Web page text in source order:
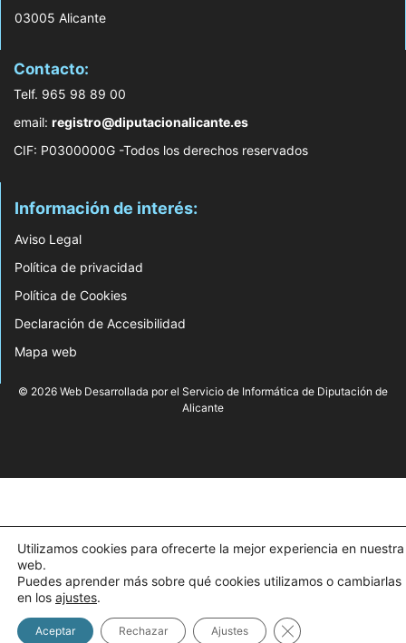
03005 Alicante
Contacto:
Telf. 965 98 89 00
email: registro@diputacionalicante.es
CIF: P0300000G -Todos los derechos reservados
Información de interés:
Aviso Legal
Política de privacidad
Política de Cookies
Declaración de Accesibilidad
Mapa web
© 2026 Web Desarrollada por el Servicio de Informática de Diputación de
Alicante
Utilizamos cookies para ofrecerte la mejor experiencia en nuestra
web.
Puedes aprender más sobre qué cookies utilizamos o cambiarlas
en los ajustes.
Aceptar Rechazar Ajustes Cerrar el banner de